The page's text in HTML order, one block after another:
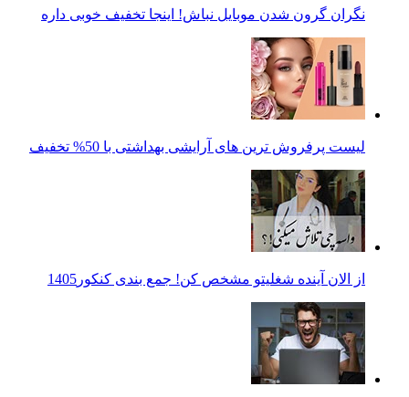
نگران گرون شدن موبایل نباش! اینجا تخفیف خوبی داره
لیست پرفروش ترین های آرایشی بهداشتی با 50% تخفیف
از الان آینده شغلیتو مشخص کن! جمع بندی کنکور1405